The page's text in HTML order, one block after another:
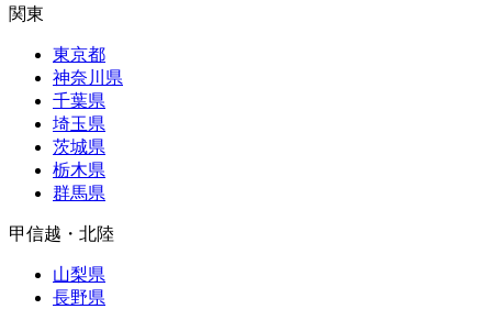
関東
東京都
神奈川県
千葉県
埼玉県
茨城県
栃木県
群馬県
甲信越・北陸
山梨県
長野県